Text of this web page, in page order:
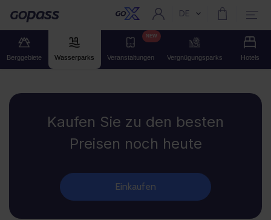
Gopass Aktuelle Sprache:
DE
Berggebiete Wasserparks Veranstaltungen
NEW
Vergnügungsparks Hotels
Kaufen Sie zu den besten
Preisen noch heute
Einkaufen